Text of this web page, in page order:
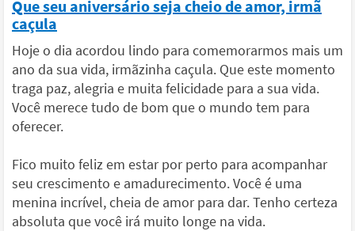
Que seu aniversário seja cheio de amor, irmã
caçula
Hoje o dia acordou lindo para comemorarmos mais um
ano da sua vida, irmãzinha caçula. Que este momento
traga paz, alegria e muita felicidade para a sua vida.
Você merece tudo de bom que o mundo tem para
oferecer.
Fico muito feliz em estar por perto para acompanhar
seu crescimento e amadurecimento. Você é uma
menina incrível, cheia de amor para dar. Tenho certeza
absoluta que você irá muito longe na vida.